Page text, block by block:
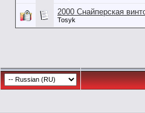
2000 Снайперская
Tosyk